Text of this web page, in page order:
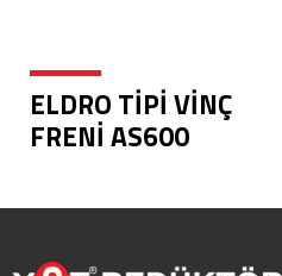
ELDRO TİPİ VİNÇ
FRENİ AS600